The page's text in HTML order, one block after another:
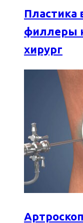
Пластика
филлеры
хирург